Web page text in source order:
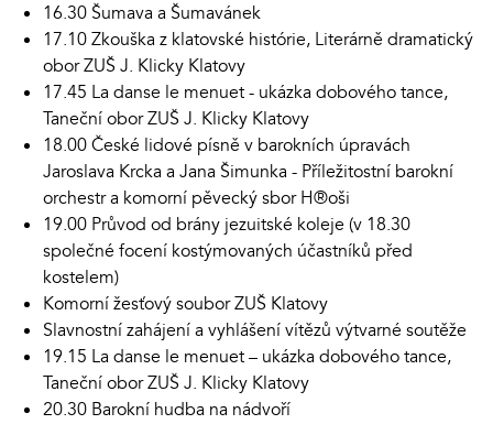
16.30 Šumava a Šumavánek
17.10 Zkouška z klatovské histórie, Literárně dramatický
obor ZUŠ J. Klicky Klatovy
17.45 La danse le menuet - ukázka dobového tance,
Taneční obor ZUŠ J. Klicky Klatovy
18.00 České lidové písně v barokních úpravách
Jaroslava Krcka a Jana Šimunka - Příležitostní barokní
orchestr a komorní pěvecký sbor H®oši
19.00 Průvod od brány jezuitské koleje (v 18.30
společné focení kostýmovaných účastníků před
kostelem)
Komorní žesťový soubor ZUŠ Klatovy
Slavnostní zahájení a vyhlášení vítězů výtvarné soutěže
19.15 La danse le menuet – ukázka dobového tance,
Taneční obor ZUŠ J. Klicky Klatovy
20.30 Barokní hudba na nádvoří